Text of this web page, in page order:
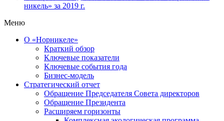
никель» за 2019 г.
Меню
О «Норникеле»
Краткий обзор
Ключевые показатели
Ключевые события года
Бизнес-модель
Стратегический отчет
Обращение Председателя Совета директоров
Обращение Президента
Расширяем горизонты